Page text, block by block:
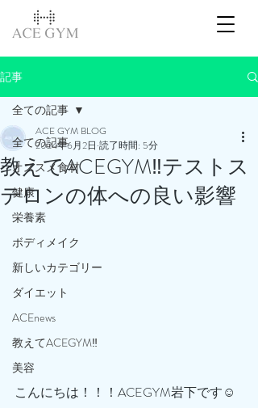
記事
全ての記事
オススメ食材
健康
栄養素
ボディメイク
新しいカテゴリー
ダイエット
ACEnews
教えてACEGYM‼️
美容
全ての記事
教えてACEGYM‼️テストス
テロンの体への良い影響
ACE GYM BLOG
2024年6月2日 読了時間: 5分
こんにちは！！！ACEGYM岩下です☺️